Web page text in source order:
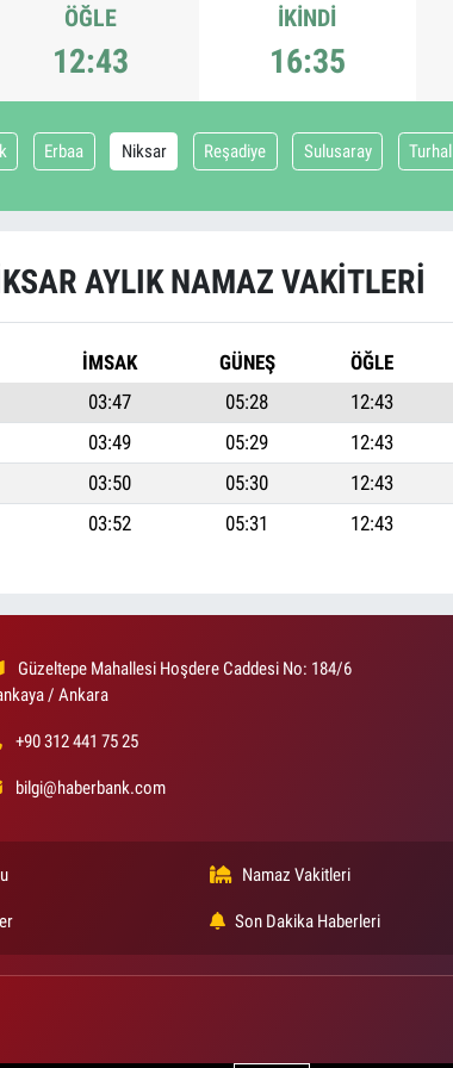
ÖĞLE
12:43
İKINDI
16:35
Erbaa Niksar Reşadiye Sulusaray Turhal
AYLIK NAMAZ VAKITLERI
İMSAK GÜNEŞ ÖĞLE
03:47 05:28 12:43
03:49 05:29 12:43
03:50 05:30 12:43
03:52 05:31 12:43
Güzeltepe Mahallesi Hoşdere Caddesi No: 184/6
/ Ankara
+90 312 441 75 25
bilgi@haberbank.com
Namaz Vakitleri
Son Dakika Haberleri